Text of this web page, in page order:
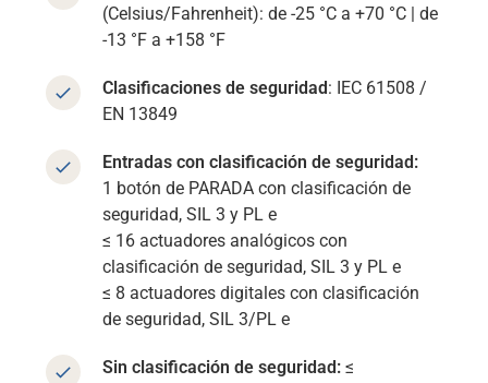
(Celsius/Fahrenheit): de -25 °C a +70 °C | de
-13 °F a +158 °F
Clasificaciones de seguridad: IEC 61508 /
EN 13849
Entradas con clasificación de seguridad:
1 botón de PARADA con clasificación de
seguridad, SIL 3 y PL e
≤ 16 actuadores analógicos con
clasificación de seguridad, SIL 3 y PL e
≤ 8 actuadores digitales con clasificación
de seguridad, SIL 3/PL e
Sin clasificación de seguridad: ≤